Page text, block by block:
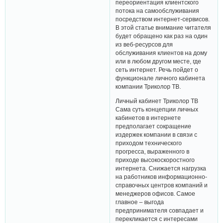
переориентация клиентского
потока на самообслуживания
посредством интернет-сервисов.
В этой статье внимание читателя
будет обращено как раз на один
из веб-ресурсов для
обслуживания клиентов на дому
или в любом другом месте, где
сеть интернет. Речь пойдет о
функционале личного кабинета
компании Триколор ТВ.
Личный кабинет Триколор ТВ
Сама суть концепции личных
кабинетов в интернете
предполагает сокращение
издержек компании в связи с
приходом технического
прогресса, выраженного в
приходе высокоскоростного
интернета. Снижается нагрузка
на работников информационно-
справочных центров компаний и
менеджеров офисов. Самое
главное – выгода
предпринимателя совпадает и
перекликается с интересами